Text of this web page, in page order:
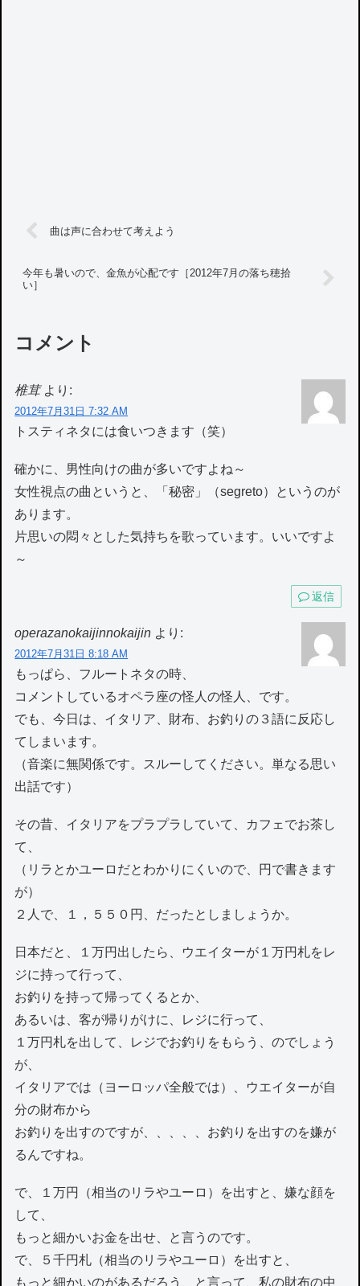
曲は声に合わせて考えよう
今年も暑いので、金魚が心配です［2012年7月の落ち穂拾
い］
コメント
椎茸 より:
2012年7月31日 7:32 AM
トスティネタには食いつきます（笑）
確かに、男性向けの曲が多いですよね～
女性視点の曲というと、「秘密」（segreto）というのが
あります。
片思いの悶々とした気持ちを歌っています。いいですよ
～
返信
operazanokaijinnokaijin より:
2012年7月31日 8:18 AM
もっぱら、フルートネタの時、
コメントしているオペラ座の怪人の怪人、です。
でも、今日は、イタリア、財布、お釣りの３語に反応し
てしまいます。
（音楽に無関係です。スルーしてください。単なる思い
出話です）
その昔、イタリアをプラプラしていて、カフェでお茶し
て、
（リラとかユーロだとわかりにくいので、円で書きます
が）
２人で、１，５５０円、だったとしましょうか。
日本だと、１万円出したら、ウエイターが１万円札をレ
ジに持って行って、
お釣りを持って帰ってくるとか、
あるいは、客が帰りがけに、レジに行って、
１万円札を出して、レジでお釣りをもらう、のでしょう
が、
イタリアでは（ヨーロッパ全般では）、ウエイターが自
分の財布から
お釣りを出すのですが、、、、、お釣りを出すのを嫌が
るんですね。
で、１万円（相当のリラやユーロ）を出すと、嫌な顔を
して、
もっと細かいお金を出せ、と言うのです。
で、５千円札（相当のリラやユーロ）を出すと、
もっと細かいのがあるだろう、と言って、私の財布の中